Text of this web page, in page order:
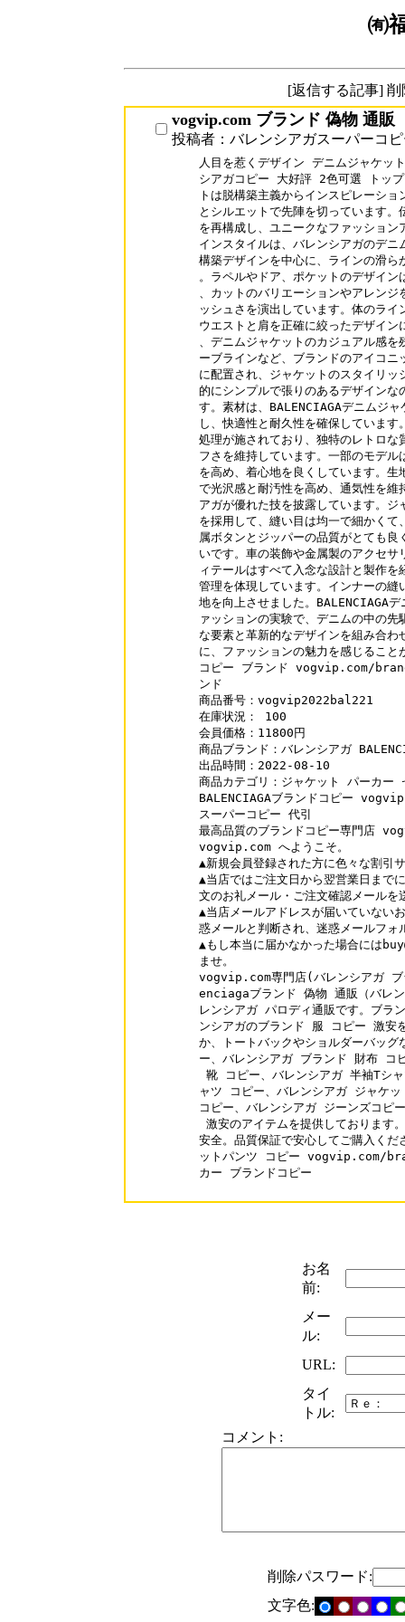
㈲
[返信する記事]
vogvip.com ブランド 偽物 通販
投稿者：バレンシアガスーパーコ
人目を惹くデザイン デニムジャケ
シアガコピー 大好評 2色可選 トッ
トは脱構築主義からインスピレーシ
とシルエットで先陣を切っています
を再構成し、ユニークなファッショ
インスタイルは、バレンシアガのデ
構築デザインを中心に、ラインの滑ら
。ラペルやドア、ポケットのデザイ
、カットのバリエーションやアレン
ッシュさを演出しています。体のラ
ウエストと肩を正確に絞ったデザイ
、デニムジャケットのカジュアル感
ーブラインなど、ブランドのアイコ
に配置され、ジャケットのスタイリ
的にシンプルで張りのあるデザインな
す。素材は、BALENCIAGAデニムジ
し、快適性と耐久性を確保していま
処理が施されており、独特のレトロな
フさを維持しています。一部のモデ
を高め、着心地を良くしています。
で光沢感と耐汚性を高め、通気性を維
アガが優れた技を披露しています。
を採用して、縫い目は均一で細かく
属ボタンとジッパーの品質がとても
いです。車の装飾や金属製のアクセ
ィテールはすべて入念な設計と製作
管理を体現しています。インナーの縫
地を向上させました。BALENCIAGA
ァッションの実験で、デニムの中の
な要素と革新的なデザインを組み合わ
に、ファッションの魅力を感じること
コピー ブランド vogvip.com/
ンド
商品番号：vogvip2022bal221
在庫状況： 100
会員価格：11800円
商品ブランド：バレンシアガ
出品時間：2022-08-10
商品カテゴリ：ジャケット パーカー
BALENCIAGAブランドコピー
スーパーコピー 代引
最高品質のブランドコピー専門店
vogvip.com へようこそ。
▲新規会員登録された方に色々な割引
▲当店ではご注文日から翌営業日まで
文のお礼メール・ご注文確認メールを
▲当店メールアドレスが届いていない
惑メールと判断され、迷惑メールフォ
▲もし本当に届かなかった場合には
ませ。
vogvip.com専門店(バレンシアガ
enciagaブランド 偽物 通販（バレン
レンシアガ パロディ通販です。ブ
ンシアガのブランド 服 コピー 激安
か、トートバックやショルダーバッ
ー、バレンシアガ ブランド 財布 コ
靴 コピー、バレンシアガ 半袖Tシ
ャツ コピー、バレンシアガ ジャケ
コピー、バレンシアガ ジーンズコピ
激安のアイテムを提供しております
安全。品質保証で安心してご購入く
ットパンツ コピー vogvip.com/
カー ブランドコピー
お名
前:
メー
ル:
URL:
タイ
トル:
コメント:
削除パスワード:
文字色: